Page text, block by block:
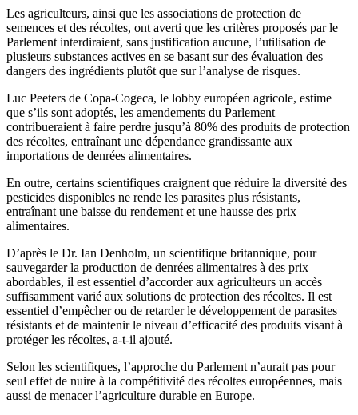
Les agriculteurs, ainsi que les associations de protection de
semences et des récoltes, ont averti que les critères proposés par le
Parlement interdiraient, sans justification aucune, l’utilisation de
plusieurs substances actives en se basant sur des évaluation des
dangers des ingrédients plutôt que sur l’analyse de risques.
Luc Peeters de Copa-Cogeca, le lobby européen agricole, estime
que s’ils sont adoptés, les amendements du Parlement
contribueraient à faire perdre jusqu’à 80% des produits de protection
des récoltes, entraînant une dépendance grandissante aux
importations de denrées alimentaires.
En outre, certains scientifiques craignent que réduire la diversité des
pesticides disponibles ne rende les parasites plus résistants,
entraînant une baisse du rendement et une hausse des prix
alimentaires.
D’après le Dr. Ian Denholm, un scientifique britannique, pour
sauvegarder la production de denrées alimentaires à des prix
abordables, il est essentiel d’accorder aux agriculteurs un accès
suffisamment varié aux solutions de protection des récoltes. Il est
essentiel d’empêcher ou de retarder le développement de parasites
résistants et de maintenir le niveau d’efficacité des produits visant à
protéger les récoltes, a-t-il ajouté.
Selon les scientifiques, l’approche du Parlement n’aurait pas pour
seul effet de nuire à la compétitivité des récoltes européennes, mais
aussi de menacer l’agriculture durable en Europe.